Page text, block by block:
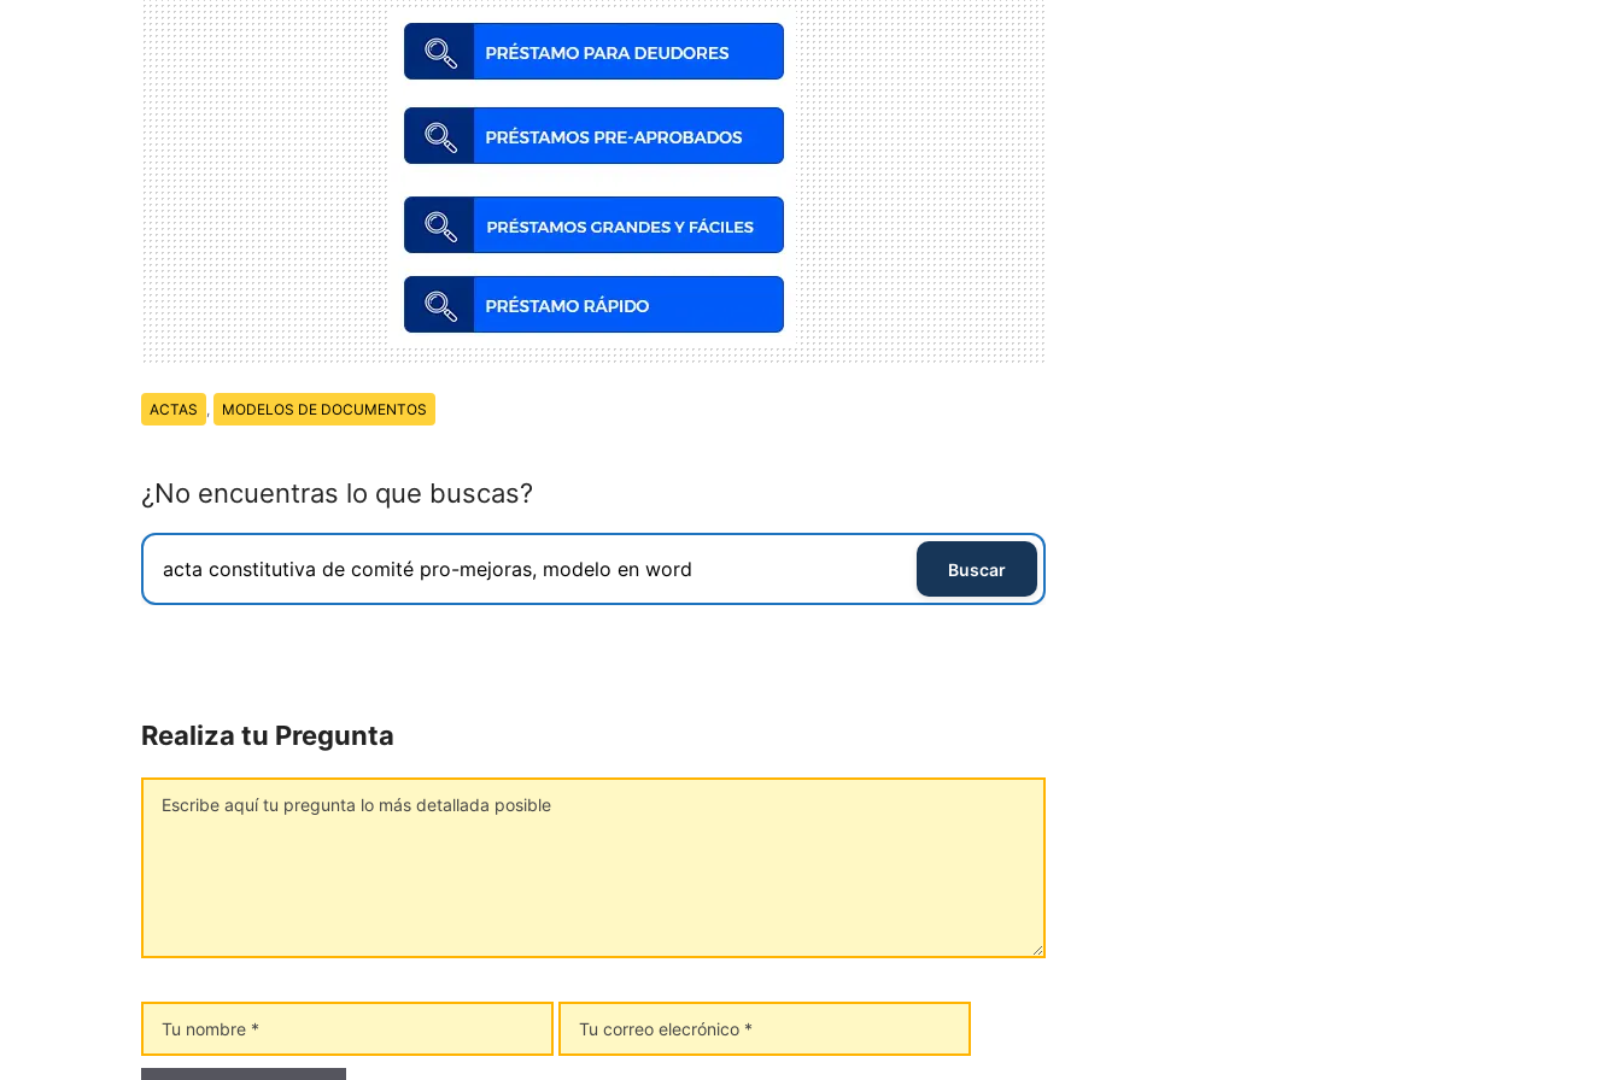
Temas:
ACTAS MODELOS DE DOCUMENTOS
¿No encuentras lo que buscas?
Buscar
Realiza tu Pregunta
Tu
nombre
Tu
correo
elecrónico